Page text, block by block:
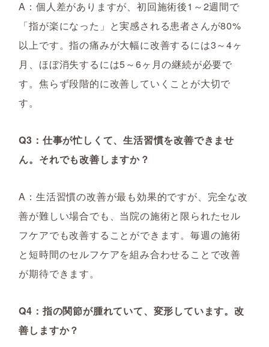
A：個人差がありますが、初回施術後1～2週間で
「指が楽になった」と実感される患者さんが80%
以上です。指の痛みが大幅に改善するには3～4ヶ
月、ほぼ消失するには5～6ヶ月の継続が必要で
す。焦らず段階的に改善していくことが大切で
す。
Q3：仕事が忙しくて、生活習慣を改善できませ
ん。それでも改善しますか？
A：生活習慣の改善が最も効果的ですが、完全な改
善が難しい場合でも、当院の施術と限られたセル
フケアでも改善することができます。毎週の施術
と短時間のセルフケアを組み合わせることで改善
が期待できます。
Q4：指の関節が腫れていて、変形しています。改
善しますか？